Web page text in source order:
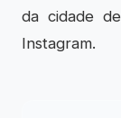
da cidade
Instagram.